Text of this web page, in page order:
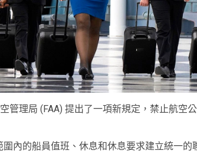
管理局 (FAA) 提出了一項新規定，禁止航空
內的船員值班、休息和休息要求建立統一的